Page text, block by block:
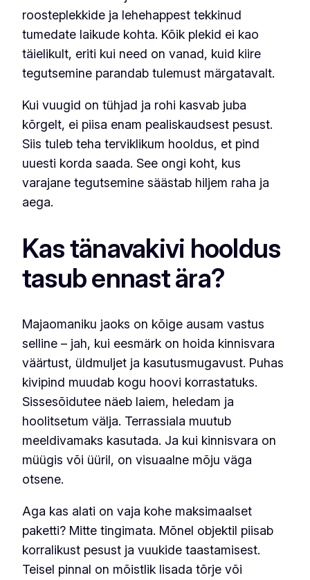
roosteplekkide ja lehehappest tekkinud
tumedate laikude kohta. Kõik plekid ei kao
täielikult, eriti kui need on vanad, kuid kiire
tegutsemine parandab tulemust märgatavalt.
Kui vuugid on tühjad ja rohi kasvab juba
kõrgelt, ei piisa enam pealiskaudsest pesust.
Siis tuleb teha terviklikum hooldus, et pind
uuesti korda saada. See ongi koht, kus
varajane tegutsemine säästab hiljem raha ja
aega.
Kas tänavakivi hooldus
tasub ennast ära?
Majaomaniku jaoks on kõige ausam vastus
selline – jah, kui eesmärk on hoida kinnisvara
väärtust, üldmuljet ja kasutusmugavust. Puhas
kivipind muudab kogu hoovi korrastatuks.
Sissesõidutee näeb laiem, heledam ja
hoolitsetum välja. Terrassiala muutub
meeldivamaks kasutada. Ja kui kinnisvara on
müügis või üüril, on visuaalne mõju väga
otsene.
Aga kas alati on vaja kohe maksimaalset
paketti? Mitte tingimata. Mõnel objektil piisab
korralikust pesust ja vuukide taastamisest.
Teisel pinnal on mõistlik lisada tõrje või